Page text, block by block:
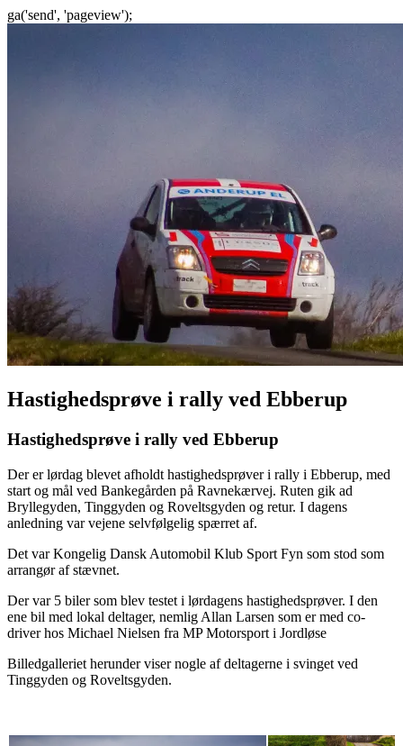
ga('send', 'pageview');
Hastighedsprøve i rally ved Ebberup
Hastighedsprøve i rally ved Ebberup
Der er lørdag blevet afholdt hastighedsprøver i rally i Ebberup, med
start og mål ved Bankegården på Ravnekærvej. Ruten gik ad
Bryllegyden, Tinggyden og Roveltsgyden og retur. I dagens
anledning var vejene selvfølgelig spærret af.
Det var Kongelig Dansk Automobil Klub Sport Fyn som stod som
arrangør af stævnet.
Der var 5 biler som blev testet i lørdagens hastighedsprøver. I den
ene bil med lokal deltager, nemlig Allan Larsen som er med co-
driver hos Michael Nielsen fra MP Motorsport i Jordløse
Billedgalleriet herunder viser nogle af deltagerne i svinget ved
Tinggyden og Roveltsgyden.